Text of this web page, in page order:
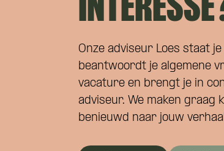
Onze adviseur Loes staat
beantwoordt je algemene
vacature en brengt je in
adviseur. We maken graag
benieuwd naar jouw